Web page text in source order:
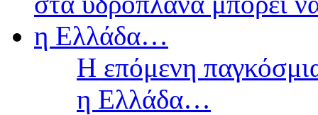
Η επόμενη
η Ελλάδα…